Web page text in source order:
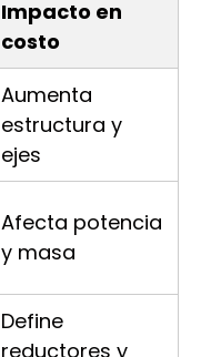
Impacto en
costo
Aumenta
estructura y
ejes
Afecta potencia
y masa
Define
reductores y